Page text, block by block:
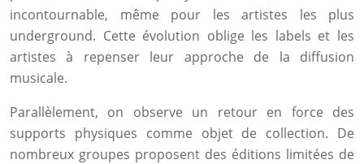
incontournable, même pour les artistes les plus
underground. Cette évolution oblige les labels et les
artistes à repenser leur approche de la diffusion
musicale.
Parallèlement, on observe un retour en force des
supports physiques comme objet de collection. De
nombreux groupes proposent des éditions limitées de